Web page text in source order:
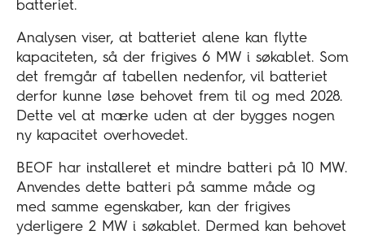
batteriet.
Analysen viser, at batteriet alene kan flytte
kapaciteten, så der frigives 6 MW i søkablet. Som
det fremgår af tabellen nedenfor, vil batteriet
derfor kunne løse behovet frem til og med 2028.
Dette vel at mærke uden at der bygges nogen
ny kapacitet overhovedet.
BEOF har installeret et mindre batteri på 10 MW.
Anvendes dette batteri på samme måde og
med samme egenskaber, kan der frigives
yderligere 2 MW i søkablet. Dermed kan behovet